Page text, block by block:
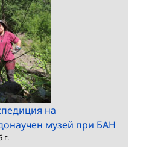
на
музей при БАН
г.